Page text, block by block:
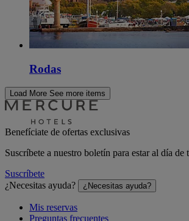
Rodas
Load More See more items
Benefíciate de ofertas exclusivas
Suscríbete a nuestro boletín para estar al día de
Suscríbete
¿Necesitas ayuda?
¿Necesitas ayuda?
Mis reservas
Preguntas frecuentes